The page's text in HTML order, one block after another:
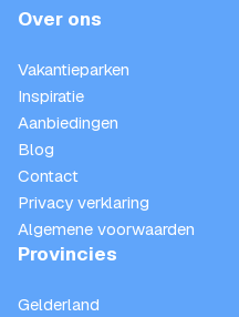
Over ons
Vakantieparken
Inspiratie
Aanbiedingen
Blog
Contact
Privacy verklaring
Algemene voorwaarden
Provincies
Gelderland